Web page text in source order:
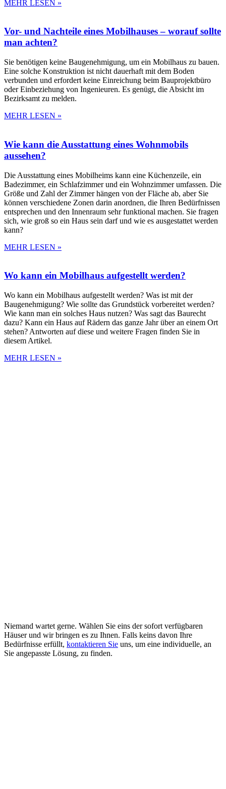
MEHR LESEN »
Vor- und Nachteile eines Mobilhauses – worauf sollte
man achten?
Sie benötigen keine Baugenehmigung, um ein Mobilhaus zu bauen.
Eine solche Konstruktion ist nicht dauerhaft mit dem Boden
verbunden und erfordert keine Einreichung beim Bauprojektbüro
oder Einbeziehung von Ingenieuren. Es genügt, die Absicht im
Bezirksamt zu melden.
MEHR LESEN »
Wie kann die Ausstattung eines Wohnmobils
aussehen?
Die Ausstattung eines Mobilheims kann eine Küchenzeile, ein
Badezimmer, ein Schlafzimmer und ein Wohnzimmer umfassen. Die
Größe und Zahl der Zimmer hängen von der Fläche ab, aber Sie
können verschiedene Zonen darin anordnen, die Ihren Bedürfnissen
entsprechen und den Innenraum sehr funktional machen. Sie fragen
sich, wie groß so ein Haus sein darf und wie es ausgestattet werden
kann?
MEHR LESEN »
Wo kann ein Mobilhaus aufgestellt werden?
Wo kann ein Mobilhaus aufgestellt werden? Was ist mit der
Baugenehmigung? Wie sollte das Grundstück vorbereitet werden?
Wie kann man ein solches Haus nutzen? Was sagt das Baurecht
dazu? Kann ein Haus auf Rädern das ganze Jahr über an einem Ort
stehen? Antworten auf diese und weitere Fragen finden Sie in
diesem Artikel.
MEHR LESEN »
Niemand wartet gerne. Wählen Sie eins der sofort verfügbaren
Häuser und wir bringen es zu Ihnen. Falls keins davon Ihre
Bedürfnisse erfüllt, kontaktieren Sie uns, um eine individuelle, an
Sie angepasste Lösung, zu finden.